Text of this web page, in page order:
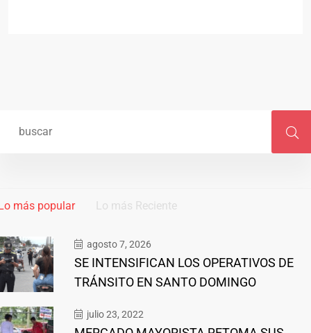
más popular Lo más Reciente
agosto 7, 2026
SE INTENSIFICAN LOS OPERATIVOS DE
TRÁNSITO EN SANTO DOMINGO
julio 23, 2022